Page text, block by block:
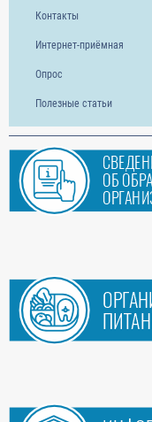
Контакты
Интернет-приёмная
Опрос
Полезные статьи